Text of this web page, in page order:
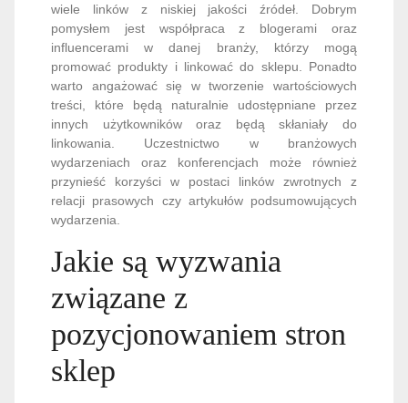
wiele linków z niskiej jakości źródeł. Dobrym
pomysłem jest współpraca z blogerami oraz
influencerami w danej branży, którzy mogą
promować produkty i linkować do sklepu. Ponadto
warto angażować się w tworzenie wartościowych
treści, które będą naturalnie udostępniane przez
innych użytkowników oraz będą skłaniały do
linkowania. Uczestnictwo w branżowych
wydarzeniach oraz konferencjach może również
przynieść korzyści w postaci linków zwrotnych z
relacji prasowych czy artykułów podsumowujących
wydarzenia.
Jakie są wyzwania
związane z
pozycjonowaniem stron
sklep